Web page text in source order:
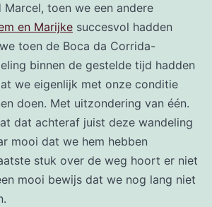
toen we een andere
en Marijkesuccesvol hadden
toen de Boca da Corrida-
binnen de gestelde tijd hadden
we eigenlijk met onze conditie
doen. Met uitzondering van één.
dat achteraf juist deze wandeling
mooi dat we hem hebben
stuk over de weg hoort er niet
mooi bewijs dat we nog lang niet